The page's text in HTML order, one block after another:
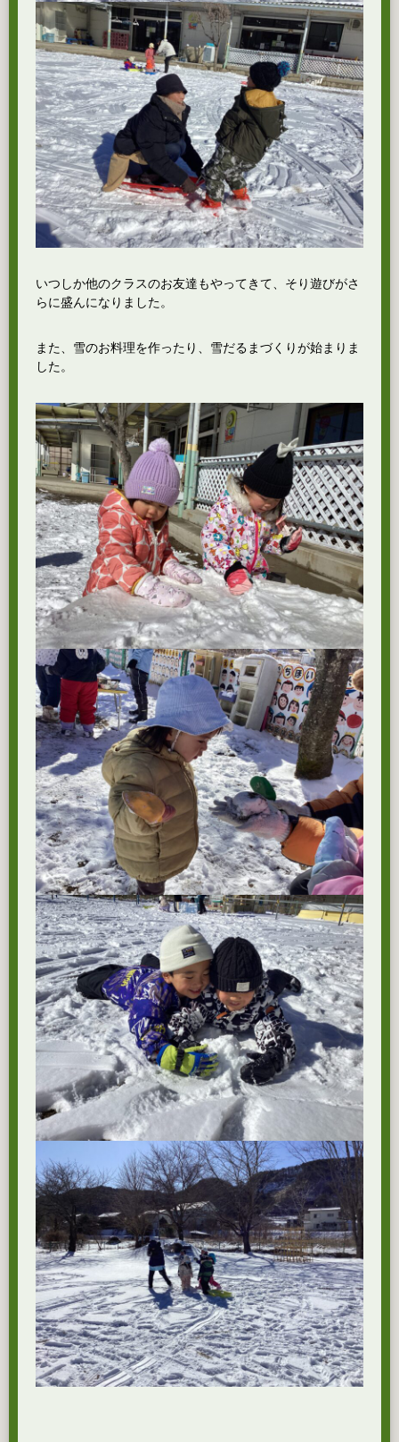
いつしか他のクラスのお友達もやってきて、そり遊びがさ
らに盛んになりました。
また、雪のお料理を作ったり、雪だるまづくりが始まりま
した。